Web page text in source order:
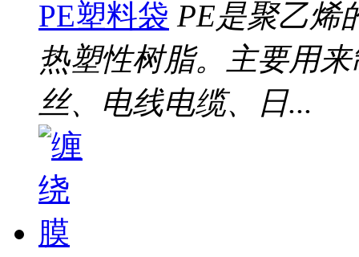
PE塑料袋 PE是聚乙烯
热塑性树脂。主要用
丝、电线电缆、日...